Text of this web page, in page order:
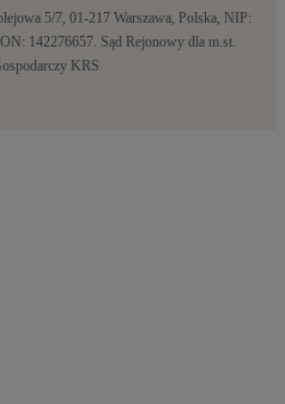
5/7, 01-217 Warszawa, Polska, NIP:
142276657. Sąd Rejonowy dla m.st.
KRS